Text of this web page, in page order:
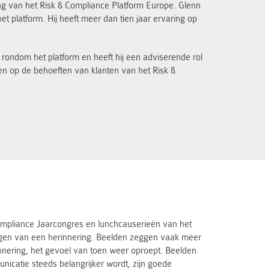
van het Risk & Compliance Platform Europe. Glenn
platform. Hij heeft meer dan tien jaar ervaring op
het platform en heeft hij een adviserende rol
op de behoeften van klanten van het Risk &
Jaarcongres en lunchcauserieën van het
van een herinnering. Beelden zeggen vaak meer
het gevoel van toen weer oproept. Beelden
steeds belangrijker wordt, zijn goede